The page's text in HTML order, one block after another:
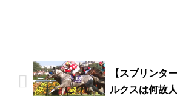
【スプリンタ
ルクスは何故